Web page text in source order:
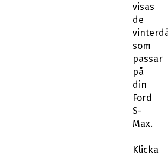
visas
de
som
passar
på
din
Ford
S-
Max.
Klicka